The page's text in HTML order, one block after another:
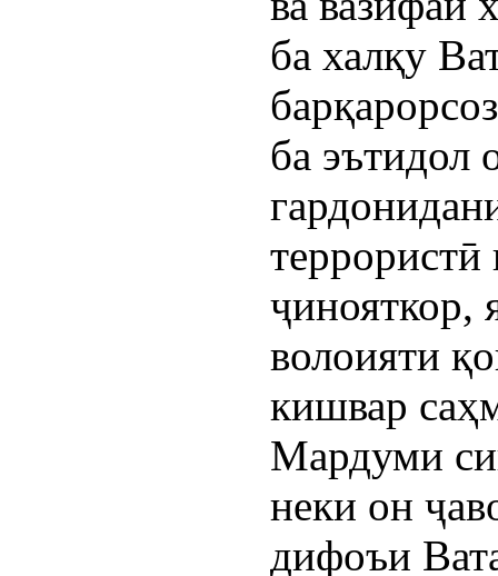
ба халқу
ба эътидол
террористӣ
ҷинояткор,
волоияти
кишвар
Мардуми
неки он
дифоъи